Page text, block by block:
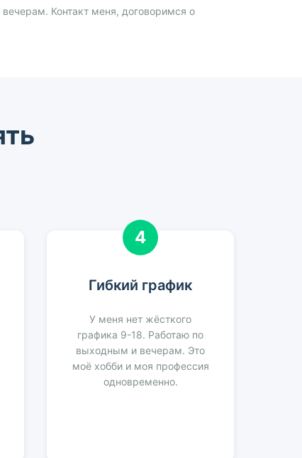
Контакт меня, договоримся о
4
Гибкий график
У меня нет жёсткого
графика 9-18. Работаю по
выходным и вечерам. Это
моё хобби и моя профессия
одновременно.